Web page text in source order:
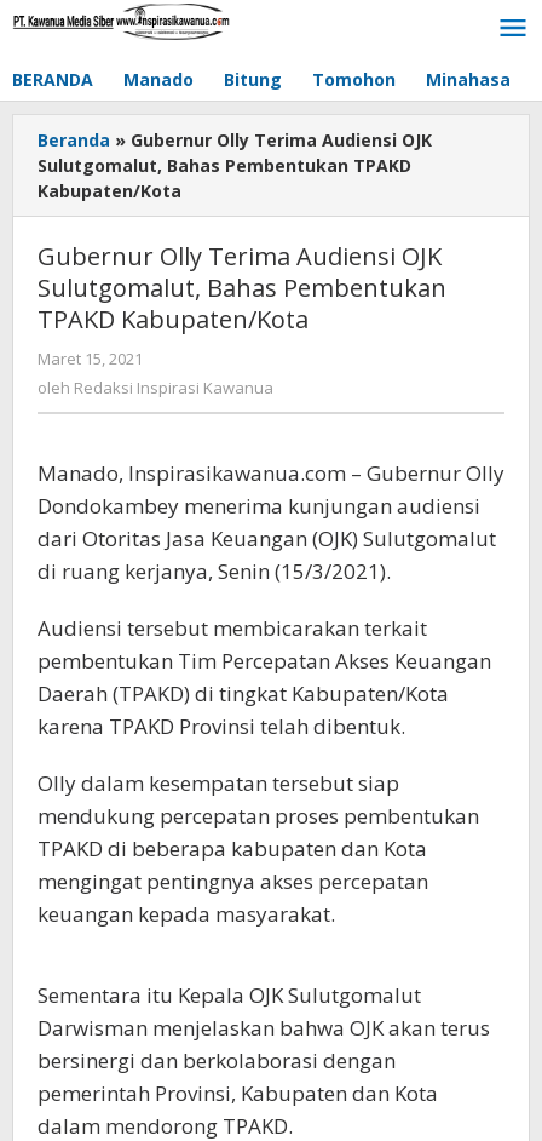
Lewati
BERANDA Manado Bitung Tomohon Minahasa
Beranda » Gubernur Olly Terima Audiensi OJK
Sulutgomalut, Bahas Pembentukan TPAKD
Kabupaten/Kota
Gubernur Olly Terima Audiensi OJK
Sulutgomalut, Bahas Pembentukan
TPAKD Kabupaten/Kota
Maret 15, 2021
Redaksi
Inspirasi
oleh Redaksi Inspirasi Kawanua
Manado, Inspirasikawanua.com – Gubernur Olly
Dondokambey menerima kunjungan audiensi
dari Otoritas Jasa Keuangan (OJK) Sulutgomalut
di ruang kerjanya, Senin (15/3/2021).
Audiensi tersebut membicarakan terkait
pembentukan Tim Percepatan Akses Keuangan
Daerah (TPAKD) di tingkat Kabupaten/Kota
karena TPAKD Provinsi telah dibentuk.
Olly dalam kesempatan tersebut siap
mendukung percepatan proses pembentukan
TPAKD di beberapa kabupaten dan Kota
mengingat pentingnya akses percepatan
keuangan kepada masyarakat.
Sementara itu Kepala OJK Sulutgomalut
Darwisman menjelaskan bahwa OJK akan terus
bersinergi dan berkolaborasi dengan
pemerintah Provinsi, Kabupaten dan Kota
dalam mendorong TPAKD.